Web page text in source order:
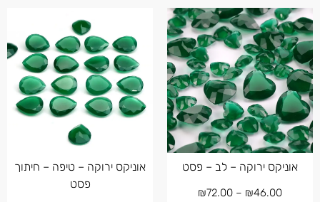
אוניקס ירוקה – לב – פסט
₪46.00
–
₪72.00
אוניקס ירוקה – טיפה – חיתוך
פסט